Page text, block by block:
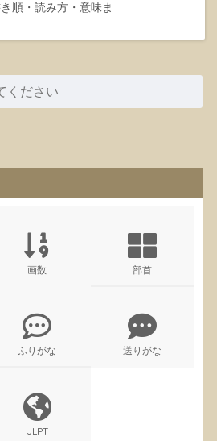
順・読み方・意味ま
画数 部首
ふりがな 送りがな
JLPT